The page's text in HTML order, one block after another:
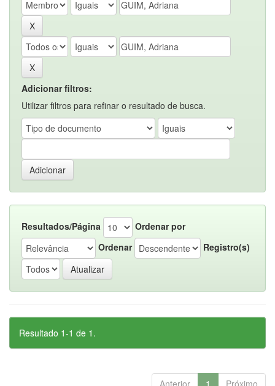
Adicionar filtros:
Utilizar filtros para refinar o resultado de busca.
Resultados/Página
Ordenar por
Ordenar
Registro(s)
Resultado 1-1 de 1.
Anterior 1 Próximo